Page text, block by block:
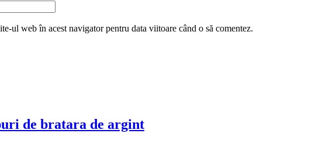
ul web în acest navigator pentru data viitoare când o să comentez.
de bratara de argint